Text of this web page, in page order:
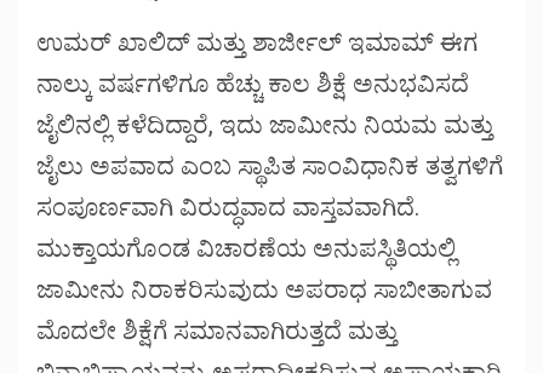
ಉಮರ್ ಖಾಲಿದ್ ಮತ್ತು ಶಾರ್ಜೀಲ್ ಇಮಾಮ್ ಈಗ
ನಾಲ್ಕು ವರ್ಷಗಳಿಗೂ ಹೆಚ್ಚು ಕಾಲ ಶಿಕ್ಷೆ ಅನುಭವಿಸದೆ
ಜೈಲಿನಲ್ಲಿ ಕಳೆದಿದ್ದಾರೆ, ಇದು ಜಾಮೀನು ನಿಯಮ ಮತ್ತು
ಜೈಲು ಅಪವಾದ ಎಂಬ ಸ್ಥಾಪಿತ ಸಾಂವಿಧಾನಿಕ ತತ್ವಗಳಿಗೆ
ಸಂಪೂರ್ಣವಾಗಿ ವಿರುದ್ಧವಾದ ವಾಸ್ತವವಾಗಿದೆ.
ಮುಕ್ತಾಯಗೊಂಡ ವಿಚಾರಣೆಯ ಅನುಪಸ್ಥಿತಿಯಲ್ಲಿ
ಜಾಮೀನು ನಿರಾಕರಿಸುವುದು ಅಪರಾಧ ಸಾಬೀತಾಗುವ
ಮೊದಲೇ ಶಿಕ್ಷೆಗೆ ಸಮಾನವಾಗಿರುತ್ತದೆ ಮತ್ತು